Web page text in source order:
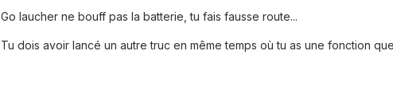
Go laucher ne bouff pas la batterie, tu fais fausse route...
Tu dois avoir lancé un autre truc en même temps où tu as une fonction